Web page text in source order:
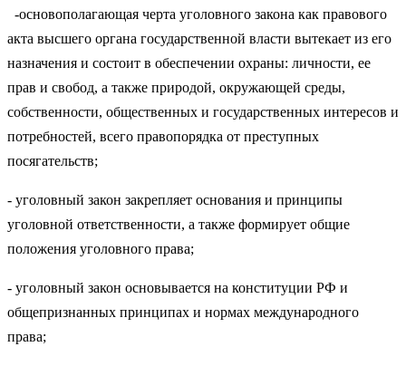
-основополагающая черта уголовного закона как правового
акта высшего органа государственной власти вытекает из его
назначения и состоит в обеспечении охраны: личности, ее
прав и свобод, а также природой, окружающей среды,
собственности, общественных и государственных интересов и
потребностей, всего правопорядка от преступных
посягательств;
- уголовный закон закрепляет основания и принципы
уголовной ответственности, а также формирует общие
положения уголовного права;
- уголовный закон основывается на конституции РФ и
общепризнанных принципах и нормах международного
права;